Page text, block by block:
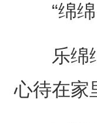
“绵绵
乐绵绵
心待在家